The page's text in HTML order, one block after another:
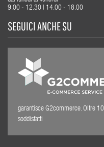
9.00 - 12.30 | 14.00 - 18.00
SEGUICI ANCHE SU
garantisce G2commerce. Oltre
soddisfatti